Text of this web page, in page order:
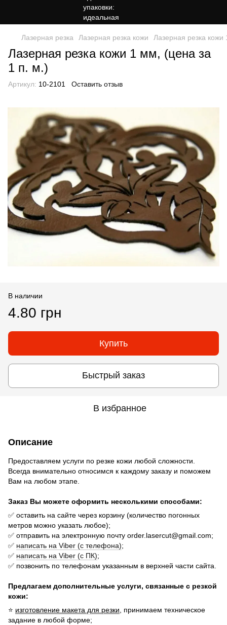
Лазерная резка Лазерная резка кожи Лазерная резка
Лазерная резка кожи 1 мм, (цена за
1 п. м.)
Артикул: 10-2101 Оставить отзыв
В наличии
4.80 грн
Купить
Быстрый заказ
В избранное
Описание
Предоставляем услуги по резке кожи любой сложности.
Всегда внимательно относимся к каждому заказу и поможем
Вам на любом этапе.
Заказ Вы можете оформить несколькими способами:
✅ оставить на сайте через корзину (количество погонных
метров можно указать любое);
✅ отправить на электронную почту order.lasercut@gmail.com;
✅ написать на Viber (с телефона);
✅ написать на Viber (с ПК);
✅ позвонить по телефонам указанным в верхней части сайта.
Предлагаем дополнительные услуги, связанные с резкой
кожи:
⭐ изготовление макета для резки , принимаем техническое
задание в любой форме;